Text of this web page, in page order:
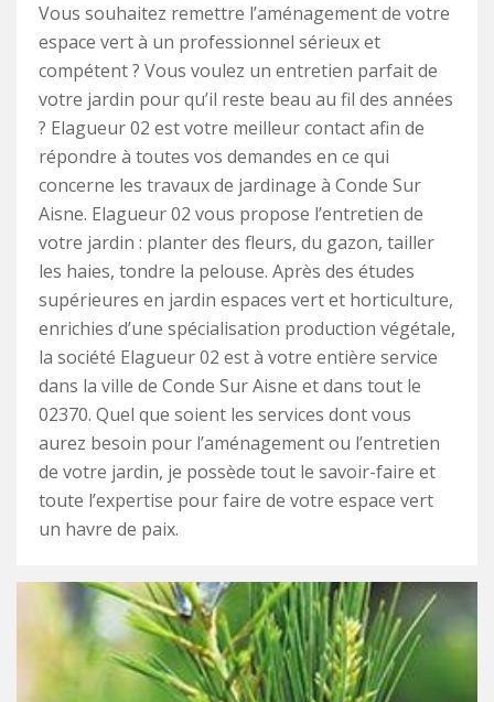
Vous souhaitez remettre l’aménagement de votre
espace vert à un professionnel sérieux et
compétent ? Vous voulez un entretien parfait de
votre jardin pour qu’il reste beau au fil des années
? Elagueur 02 est votre meilleur contact afin de
répondre à toutes vos demandes en ce qui
concerne les travaux de jardinage à Conde Sur
Aisne. Elagueur 02 vous propose l’entretien de
votre jardin : planter des fleurs, du gazon, tailler
les haies, tondre la pelouse. Après des études
supérieures en jardin espaces vert et horticulture,
enrichies d’une spécialisation production végétale,
la société Elagueur 02 est à votre entière service
dans la ville de Conde Sur Aisne et dans tout le
02370. Quel que soient les services dont vous
aurez besoin pour l’aménagement ou l’entretien
de votre jardin, je possède tout le savoir-faire et
toute l’expertise pour faire de votre espace vert
un havre de paix.